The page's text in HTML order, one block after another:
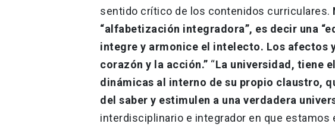
sentido crítico de los contenidos curriculares.
“alfabetización integradora”, es decir una
integre y armonice el intelecto. Los afectos
corazón y la acción.” “La universidad, tiene
dinámicas al interno de su propio claustro,
del saber y estimulen a una verdadera
interdisciplinario e integrador en que estamos